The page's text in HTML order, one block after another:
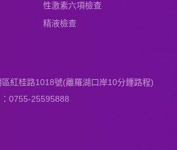
性激素六項檢查
精液檢查
紅桂路1018號(離羅湖口岸10分鍾路程)
0755-25595888